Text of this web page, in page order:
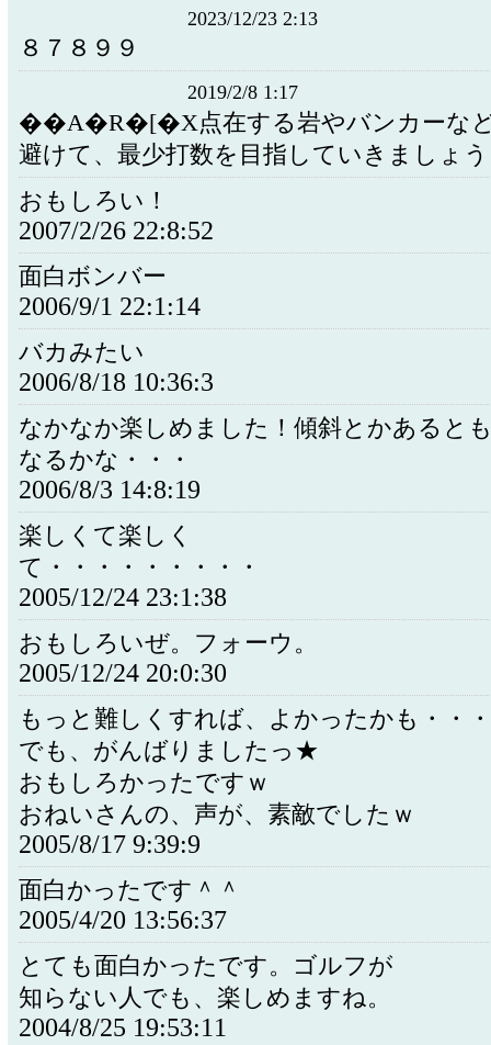
2023/12/23 2:13
８７８９９
2019/2/8 1:17
��A�R�[�X点在する岩やバンカーな
避けて、最少打数を目指していきましょ
おもしろい！
2007/2/26 22:8:52
面白ボンバー
2006/9/1 22:1:14
バカみたい
2006/8/18 10:36:3
なかなか楽しめました！傾斜とかあると
なるかな・・・
2006/8/3 14:8:19
楽しくて楽しく
て・・・・・・・・・
2005/12/24 23:1:38
おもしろいぜ。フォーウ。
2005/12/24 20:0:30
もっと難しくすれば、よかったかも・・
でも、がんばりましたっ★
おもしろかったですｗ
おねいさんの、声が、素敵でしたｗ
2005/8/17 9:39:9
面白かったです＾＾
2005/4/20 13:56:37
とても面白かったです。ゴルフが
知らない人でも、楽しめますね。
2004/8/25 19:53:11